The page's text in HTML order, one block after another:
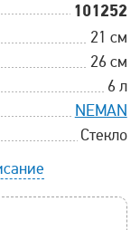
101252
21 см
26 см
6 л
NEMAN
Стекло